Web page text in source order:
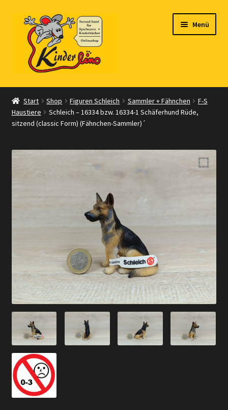
Navigation
springen
Zum
Inhalt
springen
Menü
Start
Vertrag widerrufen
Kontakt
AGB
Widerrufsbelehrung
Datenschutzerklärung
Impressum
Start Shop Figuren Schleich Sammler + Fähnchen
F-S
Haustiere
Schleich – 16334 bzw. 16334-1 Schäferhund Rüde,
sitzend (classic Form) (Fähnchen-Sammler)´